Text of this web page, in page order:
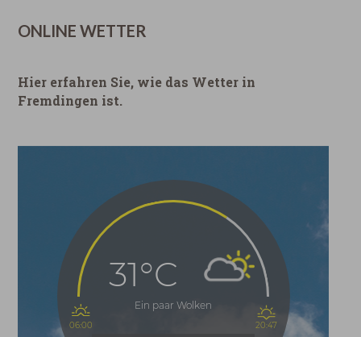
ONLINE WETTER
Hier erfahren Sie, wie das Wetter in
Fremdingen ist.